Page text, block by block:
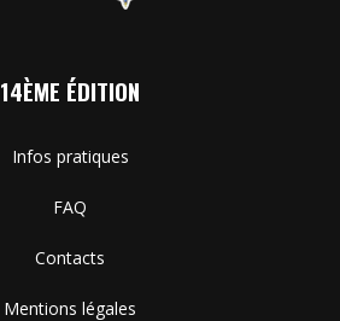
14ÈME ÉDITION
Infos pratiques
FAQ
Contacts
Mentions légales